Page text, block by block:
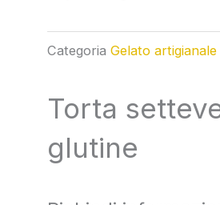
Categoria Gelato
Torta
glutine